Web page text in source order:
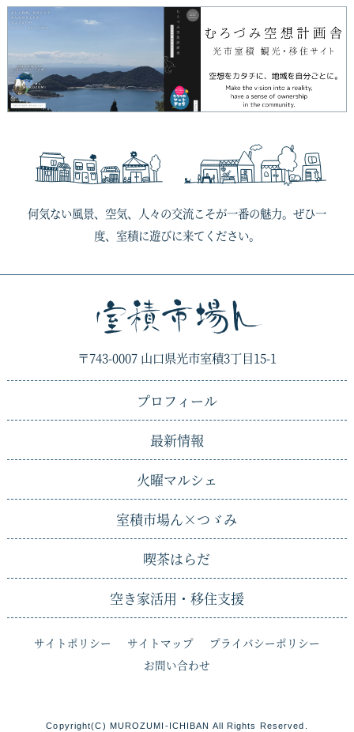
何気ない風景、空気、人々の交流こそが一番の魅力。ぜひ一
度、室積に遊びに来てください。
〒743-0007 山口県光市室積3丁目15-1
プロフィール
最新情報
火曜マルシェ
室積市場ん×つゞみ
喫茶はらだ
空き家活用・移住支援
サイトポリシー サイトマップ
プライバシーポリシー
お問い合わせ
Copyright(C) MUROZUMI-ICHIBAN All Rights Reserved.